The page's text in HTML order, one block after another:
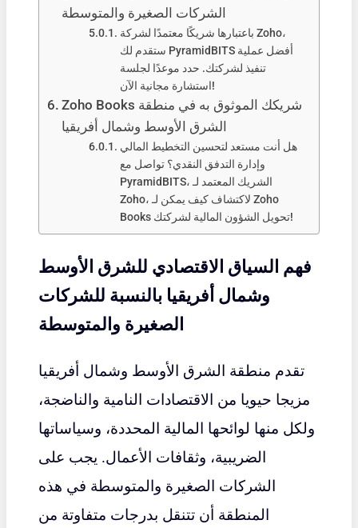
الشركات الصغيرة والمتوسطة
باعتبارها شريكًا معتمدًا لشركة Zoho،
ستقدم لك PyramidBITS أفضل عملية
تنفيذ لشركتك. حدد موعدًا لجلسة
استشارة مجانية الآن!
Zoho Books شريكك الموثوق به في منطقة
الشرق الأوسط وشمال أفريقيا
هل أنت مستعد لتحسين التخطيط المالي
وإدارة التدفق النقدي؟ تواصل مع
PyramidBITS، الشريك المعتمد لـ
Zoho، لاكتشاف كيف يمكن لـ Zoho
Books تحويل الشؤون المالية لشركتك!
فهم السياق الاقتصادي للشرق الأوسط
وشمال أفريقيا بالنسبة للشركات
الصغيرة والمتوسطة
تقدم منطقة الشرق الأوسط وشمال أفريقيا
مزيجا حيويا من الاقتصادات النامية والناضجة،
ولكل منها لوائحها المالية المحددة، وسياساتها
الضريبية، وثقافات الأعمال. يجب على
الشركات الصغيرة والمتوسطة في هذه
المنطقة أن تتنقل بدرجات متفاوتة من